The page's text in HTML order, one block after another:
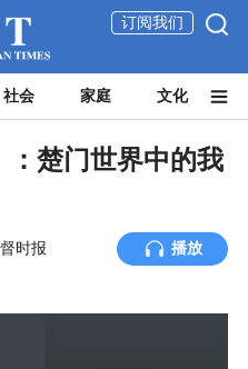
订阅我们
社会 家庭 文化
楚门世界中的我
时报 播放